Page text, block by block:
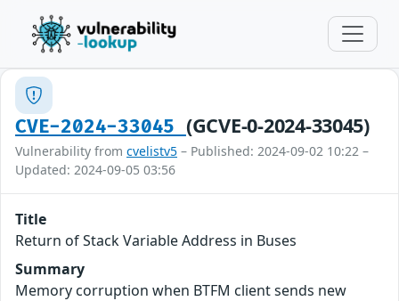
CVE-2024-33045 (GCVE-0-2024-33045)
Vulnerability from cvelistv5 – Published: 2024-09-02 10:22 –
Updated: 2024-09-05 03:56
Title
Return of Stack Variable Address in Buses
Summary
Memory corruption when BTFM client sends new